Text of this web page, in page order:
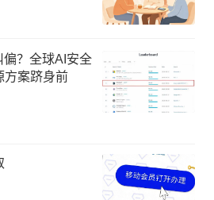
偏？全球AI安全
方案跻身前